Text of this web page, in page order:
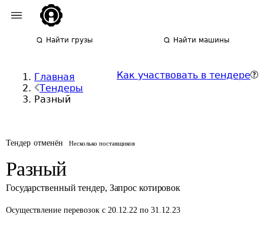
Найти грузы Найти машины
Главная
Тендеры
Разный
Как участвовать в тендере
Тендер отменён Несколько поставщиков
Разный
Государственный тендер, Запрос котировок
Осуществление перевозок с 20.12.22 по 31.12.23